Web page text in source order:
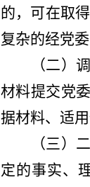
的，可在取
复杂的经党
（二）
材料提交党
据材料、适
（三）
定的事实、